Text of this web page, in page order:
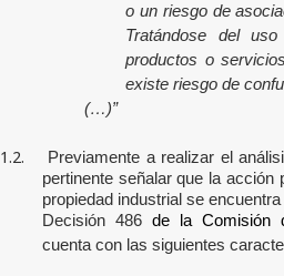
o un riesgo de
Tratándose del
productos o
existe riesgo de
(…)”
1.2.
Previamente a realizar el
pertinente señalar que la acción
propiedad industrial se
Decisión 486de la Comisión
cuenta con las siguientes